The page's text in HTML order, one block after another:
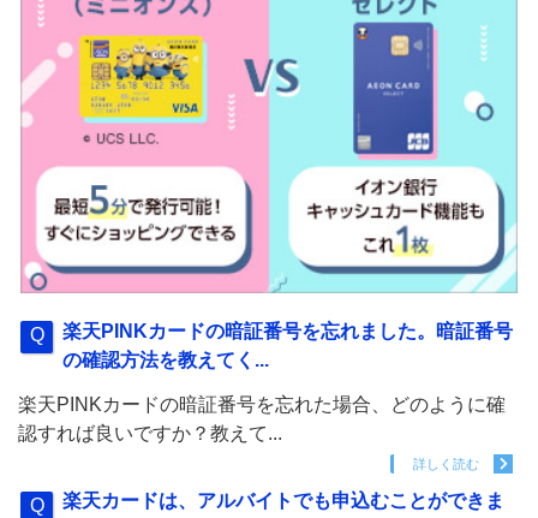
楽天PINKカードの暗証番号を忘れました。暗証番号
の確認方法を教えてく...
楽天PINKカードの暗証番号を忘れた場合、どのように確
認すれば良いですか？教えて...
詳しく読む
楽天カードは、アルバイトでも申込むことができま